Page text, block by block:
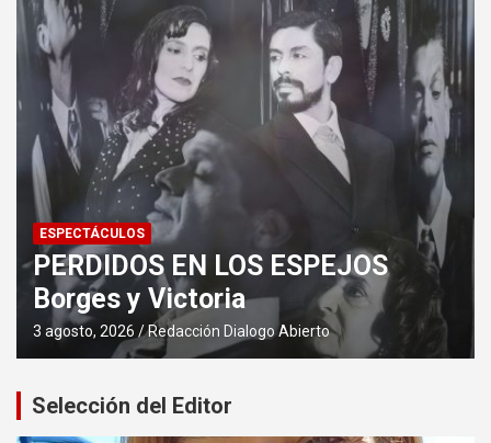
ESPECTÁCULOS
PERDIDOS EN LOS ESPEJOS
Borges y Victoria
3 agosto, 2026 Redacción Dialogo Abierto
Selección del Editor